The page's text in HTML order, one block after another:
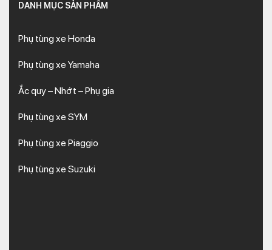
DANH MỤC SẢN PHẨM
Phụ tùng xe Honda
Phụ tùng xe Yamaha
Ắc quy – Nhớt – Phụ gia
Phụ tùng xe SYM
Phụ tùng xe Piaggio
Phụ tùng xe Suzuki